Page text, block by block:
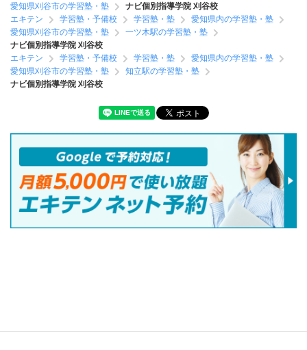
愛知県刈谷市の学習塾・塾
ナビ個別指導学院 刈谷校
エキテン
学習塾・予備校 学習塾・塾
愛知県内の学習塾・塾
愛知県刈谷市の学習塾・塾
一ツ木駅の学習塾・塾
ナビ個別指導学院 刈谷校
エキテン
学習塾・予備校 学習塾・塾
愛知県内の学習塾・塾
愛知県刈谷市の学習塾・塾
知立駅の学習塾・塾
ナビ個別指導学院 刈谷校